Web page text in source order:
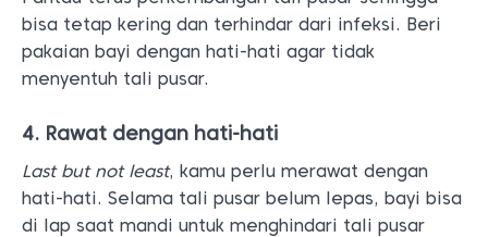
bisa tetap kering dan terhindar dari infeksi. Beri
pakaian bayi dengan hati-hati agar tidak
menyentuh tali pusar.
4. Rawat dengan hati-hati
Last but not least, kamu perlu merawat dengan
hati-hati. Selama tali pusar belum lepas, bayi bisa
di lap saat mandi untuk menghindari tali pusar